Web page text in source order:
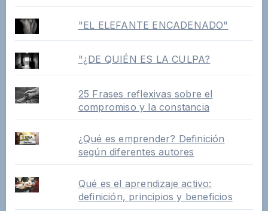
"EL ELEFANTE ENCADENADO"
"¿DE QUIÉN ES LA CULPA?
25 Frases reflexivas sobre el
compromiso y la constancia
¿Qué es emprender? Definición
según diferentes autores
Qué es el aprendizaje activo:
definición, principios y beneficios